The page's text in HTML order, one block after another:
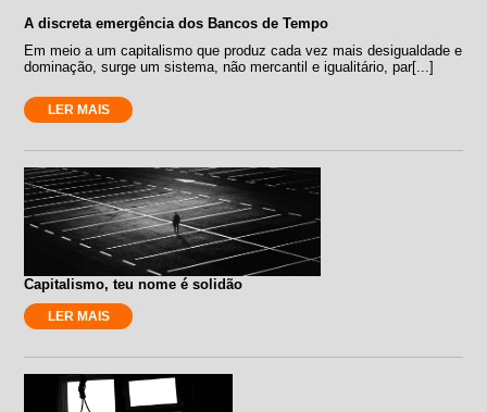
A discreta emergência dos Bancos de Tempo
Em meio a um capitalismo que produz cada vez mais desigualdade e
dominação, surge um sistema, não mercantil e igualitário, par[...]
LER MAIS
Capitalismo, teu nome é solidão
LER MAIS